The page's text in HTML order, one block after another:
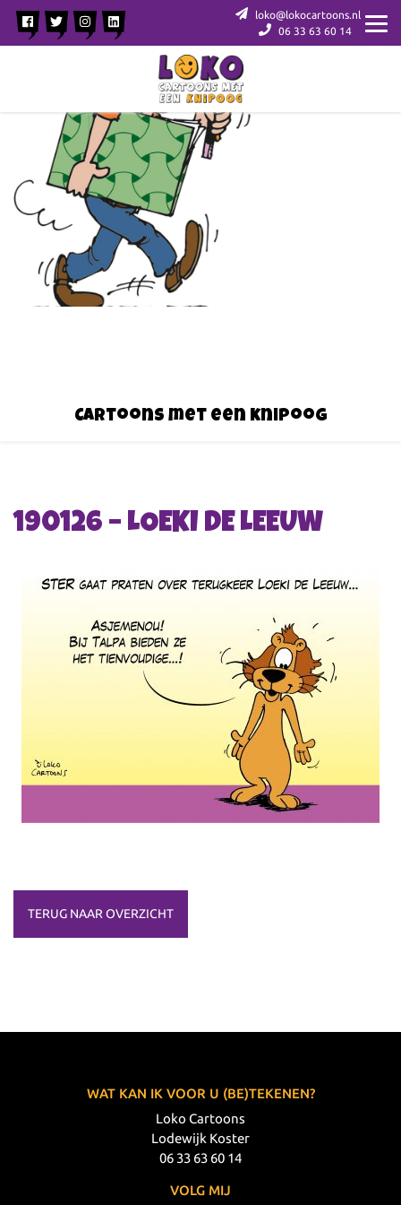
loko@lokocartoons.nl
06 33 63 60 14
Cartoons met een knipoog
190126 – LOEKI DE LEEUW
TERUG NAAR OVERZICHT
WAT KAN IK VOOR U (BE)TEKENEN?
Loko Cartoons
Lodewijk Koster
06 33 63 60 14
VOLG MIJ